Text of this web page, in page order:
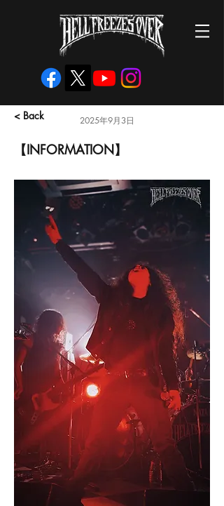
< Back 2025年9月3日
【INFORMATION】